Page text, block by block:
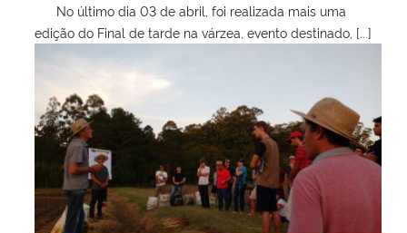
No último dia 03 de abril, foi realizada mais uma
edição do Final de tarde na várzea, evento destinado, [...]